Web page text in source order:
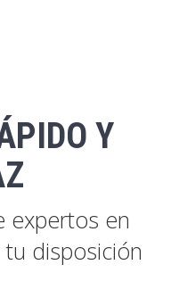
Y
expertos en
disposición